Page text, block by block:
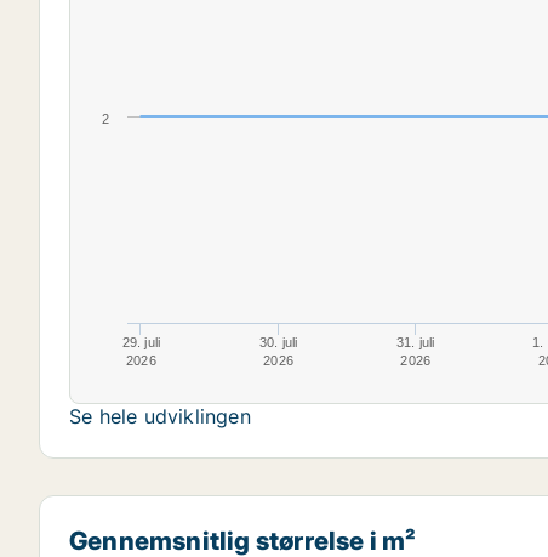
29. juli
2026
30. juli
2026
31. juli
2026
1.
2
Se hele udviklingen
Gennemsnitlig størrelse i m²